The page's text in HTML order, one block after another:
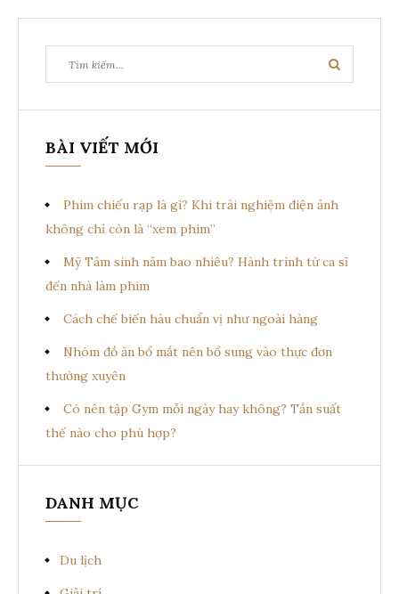
kiếm:
Tìm
BÀI VIẾT MỚI
Phim chiếu rạp là gì? Khi trải nghiệm điện ảnh
không chỉ còn là “xem phim”
Mỹ Tâm sinh năm bao nhiêu? Hành trình từ ca sĩ
đến nhà làm phim
Cách chế biến hàu chuẩn vị như ngoài hàng
Nhóm đồ ăn bổ mắt nên bổ sung vào thực đơn
thường xuyên
Có nên tập Gym mỗi ngày hay không? Tần suất
thế nào cho phù hợp?
DANH MỤC
Du lịch